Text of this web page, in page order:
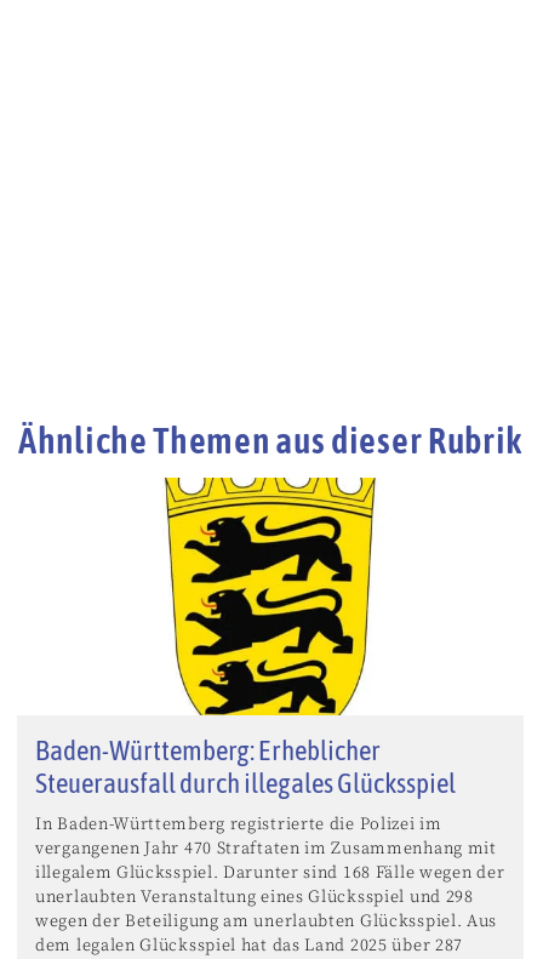
Ähnliche Themen aus dieser Rubrik
Baden-Württemberg: Erheblicher
Steuerausfall durch illegales Glücksspiel
In Baden-Württemberg registrierte die Polizei im
vergangenen Jahr 470 Straftaten im Zusammenhang mit
illegalem Glücksspiel. Darunter sind 168 Fälle wegen der
unerlaubten Veranstaltung eines Glücksspiel und 298
wegen der Beteiligung am unerlaubten Glücksspiel. Aus
dem legalen Glücksspiel hat das Land 2025 über 287